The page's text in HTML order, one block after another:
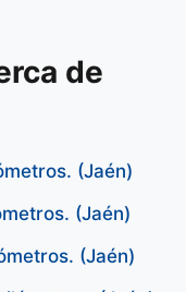
de
(Jaén)
(Jaén)
(Jaén)